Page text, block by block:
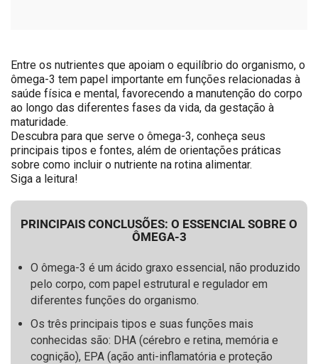
Entre os nutrientes que apoiam o equilíbrio do organismo, o
ômega-3 tem papel importante em funções relacionadas à
saúde física e mental, favorecendo a manutenção do corpo
ao longo das diferentes fases da vida, da gestação à
maturidade.
Descubra para que serve o ômega-3, conheça seus
principais tipos e fontes, além de orientações práticas
sobre como incluir o nutriente na rotina alimentar.
Siga a leitura!
PRINCIPAIS CONCLUSÕES: O ESSENCIAL SOBRE O
ÔMEGA-3
O ômega-3 é um ácido graxo essencial, não produzido
pelo corpo, com papel estrutural e regulador em
diferentes funções do organismo.
Os três principais tipos e suas funções mais
conhecidas são: DHA (cérebro e retina, memória e
cognição), EPA (ação anti-inflamatória e proteção